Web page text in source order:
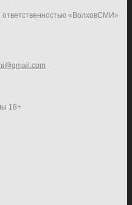
«ВолховСМИ»
18+